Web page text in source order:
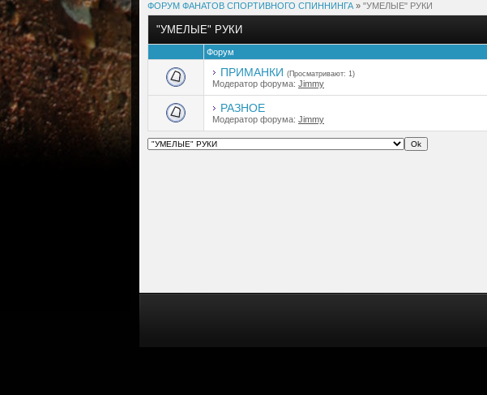
ФОРУМ ФАНАТОВ СПОРТИВНОГО СПИННИНГА » "УМЕЛЫЕ" РУКИ
"УМЕЛЫЕ" РУКИ
Форум
ПРИМАНКИ (Просматривают: 1)
Модератор форума: Jimmy
РАЗНОЕ
Модератор форума: Jimmy